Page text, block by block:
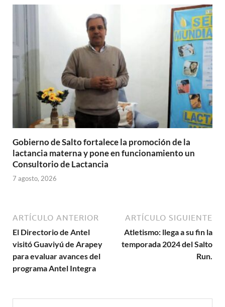
Gobierno de Salto fortalece la promoción de la
lactancia materna y pone en funcionamiento un
Consultorio de Lactancia
7 agosto, 2026
ARTÍCULO ANTERIOR
El Directorio de Antel
visitó Guaviyú de Arapey
para evaluar avances del
programa Antel Integra
ARTÍCULO SIGUIENTE
Atletismo: llega a su fin la
temporada 2024 del Salto
Run.